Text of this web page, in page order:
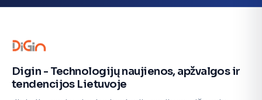
Digin - Technologijų naujienos, apžvalgos ir
tendencijos Lietuvoje